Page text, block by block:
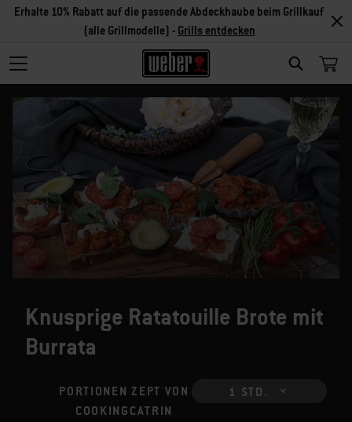
SEARCH
Erhalte 10% Rabatt auf die passende Abdeckhaube beim Grillkauf
(alle Grillmodelle) - Grills entdecken
Knusprige Ratatouille Brote mit
Burrata
PORTIONEN ZEPT VON
COOKINGCATRIN
1 STD.